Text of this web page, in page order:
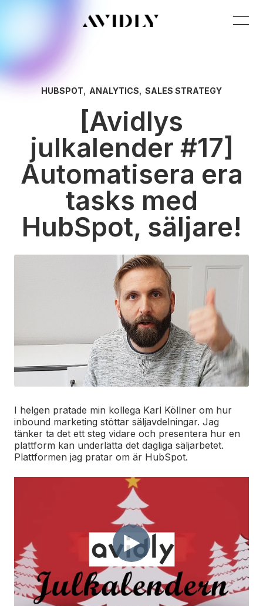
HUBSPOT, ANALYTICS, SALES STRATEGY
[Avidlys
julkalender #17]
Automatisera era
tasks med
HubSpot, säljare!
I helgen pratade min kollega Karl Köllner om hur
inbound marketing stöttar säljavdelningar. Jag
tänker ta det ett steg vidare och presentera hur en
plattform kan underlätta det dagliga säljarbetet.
Plattformen jag pratar om är HubSpot.